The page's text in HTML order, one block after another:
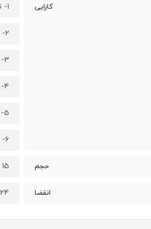
کارایی 1- ترمیم کننده پوست
2- کلاژن سازی پوست
3- ضد لک و روشن کننده پوست
4- ضد چروک و جلوگیری از پیری زودرس پوست
5- آبرسان پوست
6- نرم کننده و آرام کننده پوست
حجم 15 میل
انقضا